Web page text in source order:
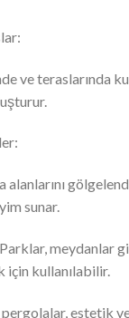
ve teraslarında
alanlarını
sunar.
meydanlar
için kullanılabilir.
pergolalar, estetik